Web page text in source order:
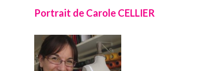
Portrait de Carole CELLIER